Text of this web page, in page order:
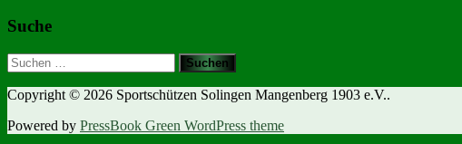
Suche
Suchen
nach:
Copyright © 2026 Sportschützen Solingen Mangenberg 1903 e.V..
Powered by PressBook Green WordPress theme